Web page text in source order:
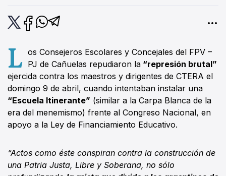
L os Consejeros Escolares y Concejales del FPV –
PJ de Cañuelas repudiaron la “represión brutal”
ejercida contra los maestros y dirigentes de CTERA el
domingo 9 de abril, cuando intentaban instalar una
“Escuela Itinerante” (similar a la Carpa Blanca de la
era del menemismo) frente al Congreso Nacional, en
apoyo a la Ley de Financiamiento Educativo.
“Actos como éste conspiran contra la construcción de
una Patria Justa, Libre y Soberana, no sólo